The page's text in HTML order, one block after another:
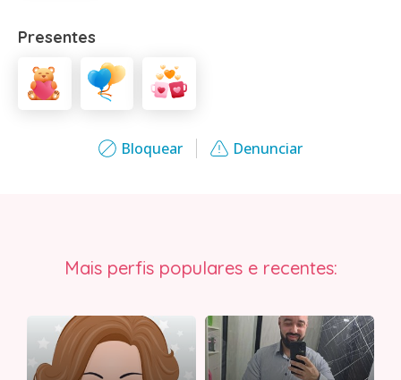
Bloquear Denunciar
Presentes
Mais perfis populares e recentes: